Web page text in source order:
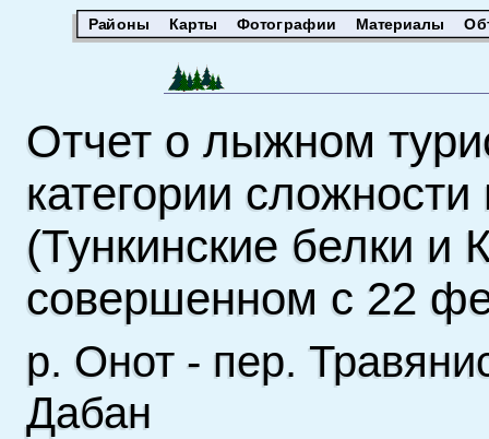
Районы Карты Фотографии Материалы
Отчет о лыжном
категории
(Тункинские белки и
совершенном с 22
р. Онот - пер.
Дабан